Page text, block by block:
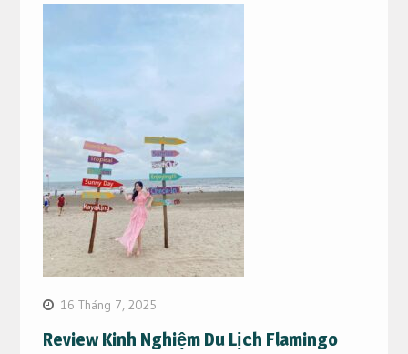
16 Tháng 7, 2025
Review Kinh Nghiệm Du Lịch Flamingo